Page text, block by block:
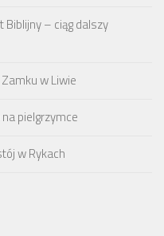
– ciąg dalszy
w Liwie
pielgrzymce
w Rykach